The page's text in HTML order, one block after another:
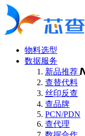
物料选型
数据服务
新品推荐
查替代料
丝印反查
查品牌
PCN/PDN
查代理